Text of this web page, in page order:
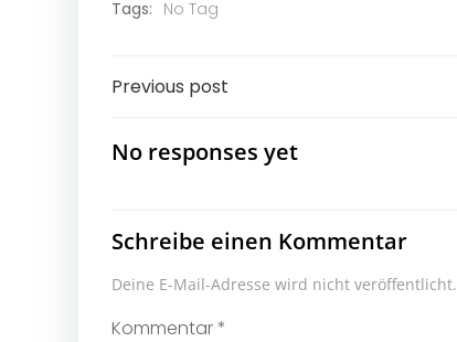
Tags: No Tag
Post
navigation
Previous post
No responses yet
Schreibe einen Kommentar
Deine E-Mail-Adresse wird nicht veröffentlicht.
Kommentar*